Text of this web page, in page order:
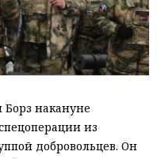
Борз накануне
из
добровольцев. Он